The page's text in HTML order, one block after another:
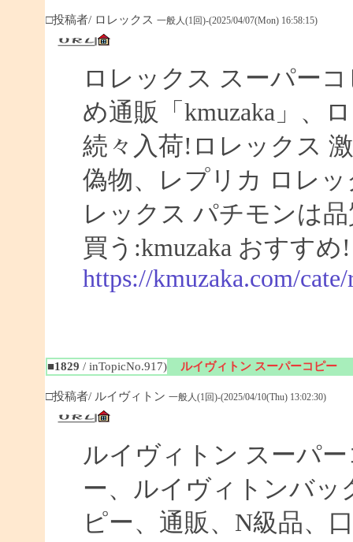
□投稿者/ ロレックス 一般人(1回)-(2025/04/07(Mon) 16:58:15)
ロレックス スーパー
め通販「kmuzaka」、
続々入荷!ロレックス
偽物、レプリカ ロレ
レックス パチモンは
買う:kmuzaka おすすめ!
https://kmuzaka.com/
■1829 / inTopicNo.917) ルイヴィトン スーパーコピー
□投稿者/ ルイヴィトン 一般人(1回)-(2025/04/10(Thu) 13:02:30)
ルイヴィトン スーパ
ー、ルイヴィトンバ
ピー、通販、N級品、